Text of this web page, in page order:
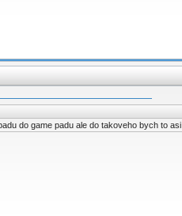
do game padu ale do takoveho bych to